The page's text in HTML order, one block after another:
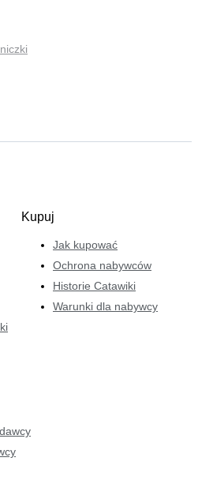
Kupuj
Jak kupować
Ochrona nabywców
Historie Catawiki
Warunki dla nabywcy